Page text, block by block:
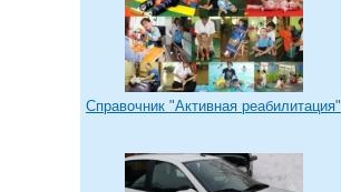
Справочник "Активная реабилитация"